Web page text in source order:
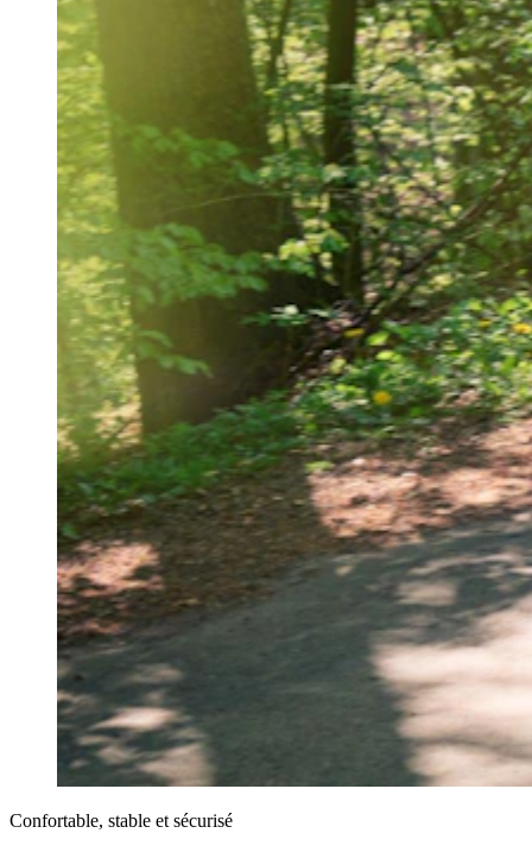
Confortable, stable et sécurisé